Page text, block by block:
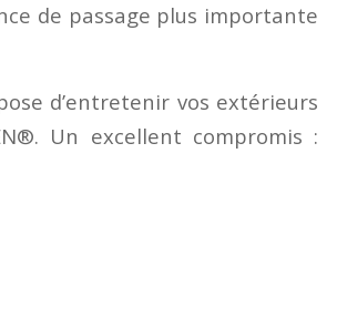
de passage plus importante
d’entretenir vos extérieurs
Un excellent compromis :